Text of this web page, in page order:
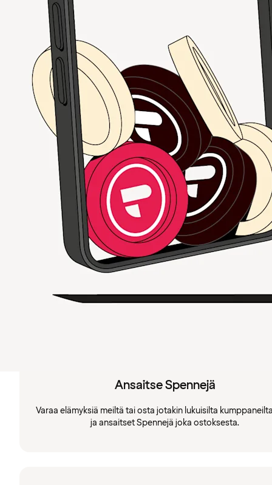
Ansaitse Spennejä
Varaa elämyksiä meiltä tai osta jotakin lukuisilta
ja ansaitset Spennejä joka ostoksesta.